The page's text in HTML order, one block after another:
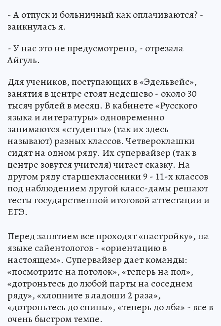
- А отпуск и больничный как оплачиваются? -
заикнулась я.
- У нас это не предусмотрено, - отрезала
Айгуль.
Для учеников, поступающих в «Эдельвейс»,
занятия в центре стоят недешево - около 30
тысяч рублей в месяц. В кабинете «Русского
языка и литературы» одновременно
занимаются «студенты» (так их здесь
называют) разных классов. Четвероклашки
сидят на одном ряду. Их супервайзер (так в
центре зовутся учителя) читает сказку. На
другом ряду старшеклассники 9 - 11-х классов
под наблюдением другой класс-дамы решают
тесты государственной итоговой аттестации и
ЕГЭ.
Перед занятием все проходят «настройку», на
языке сайентологов - «ориентацию в
настоящем». Супервайзер дает команды:
«посмотрите на потолок», «теперь на пол»,
«дотроньтесь до любой парты на соседнем
ряду», «хлопните в ладоши 2 раза»,
«дотроньтесь до спины», «теперь до лба» - все в
очень быстром темпе.